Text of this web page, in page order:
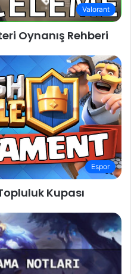
Valorant
Oynanış Rehberi
Espor
Kupası